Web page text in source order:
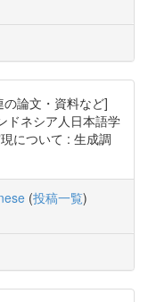
論文・資料など]
ネシア人日本語学
について : 生成調
(投稿一覧)